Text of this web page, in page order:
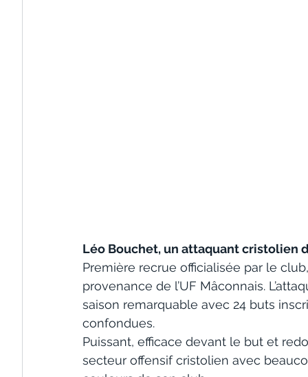
Léo Bouchet, un attaquant cristolien
Première recrue officialisée par le
provenance de l’UF Mâconnais.
saison remarquable avec 24 buts
confondues.
Puissant, efficace devant le but et
secteur offensif cristolien avec